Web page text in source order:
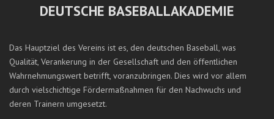
DEUTSCHE BASEBALLAKADEMIE
Das Hauptziel des Vereins ist es, den deutschen Baseball, was
Qualität, Verankerung in der Gesellschaft und den öffentlichen
Wahrnehmungswert betrifft, voranzubringen. Dies wird vor allem
durch vielschichtige Fördermaßnahmen für den Nachwuchs und
deren Trainern umgesetzt.